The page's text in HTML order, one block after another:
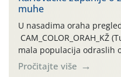
temperature zraka
muhe
U nasadima oraha
CAM_COLOR_ORAH_KŽ
mala populacija odraslih
(Rhagoletis completa).
činjenicom da je riječ o
Pročitajte više